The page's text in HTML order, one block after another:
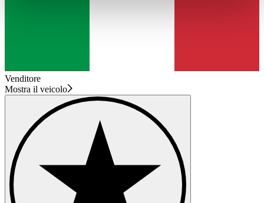
Venditore
Mostra il veicolo